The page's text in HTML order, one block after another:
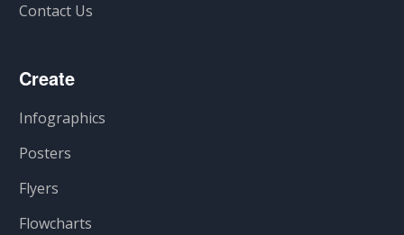
Contact Us
Create
Infographics
Posters
Flyers
Flowcharts